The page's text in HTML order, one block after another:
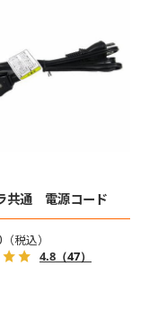
共通 電源コード
4.8（47）